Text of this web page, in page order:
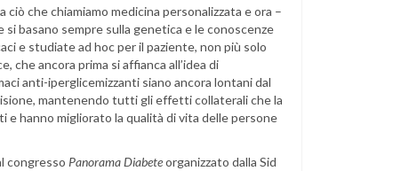
che chiamiamo medicina personalizzata e ora –
basano sempre sulla genetica e le conoscenze
e studiate ad hoc per il paziente, non più solo
che ancora prima si affianca all’idea di
anti-iperglicemizzanti siano ancora lontani dal
mantenendo tutti gli effetti collaterali che la
e hanno migliorato la qualità di vita delle persone
congresso Panorama Diabeteorganizzato dalla Sid